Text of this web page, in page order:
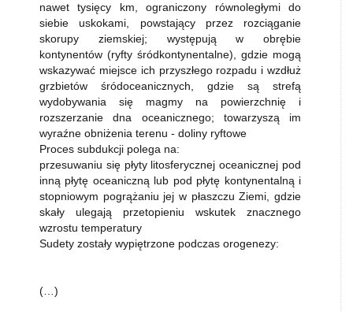
nawet tysięcy km, ograniczony równoległymi do
siebie uskokami, powstający przez rozciąganie
skorupy ziemskiej; występują w obrębie
kontynentów (ryfty śródkontynentalne), gdzie mogą
wskazywać miejsce ich przyszłego rozpadu i wzdłuż
grzbietów śródoceanicznych, gdzie są strefą
wydobywania się magmy na powierzchnię i
rozszerzanie dna oceanicznego; towarzyszą im
wyraźne obniżenia terenu - doliny ryftowe
Proces subdukcji polega na:
przesuwaniu się płyty litosferycznej oceanicznej pod
inną płytę oceaniczną lub pod płytę kontynentalną i
stopniowym pogrążaniu jej w płaszczu Ziemi, gdzie
skały ulegają przetopieniu wskutek znacznego
wzrostu temperatury
Sudety zostały wypiętrzone podczas orogenezy:
(…)